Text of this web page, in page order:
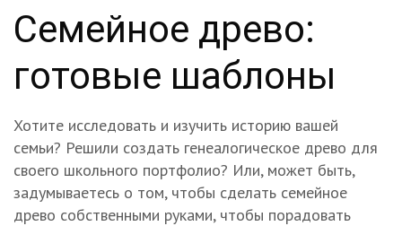
Семейное древо:
готовые шаблоны
Хотите исследовать и изучить историю вашей
семьи? Решили создать генеалогическое древо для
своего школьного портфолио? Или, может быть,
задумываетесь о том, чтобы сделать семейное
древо собственными руками, чтобы порадовать